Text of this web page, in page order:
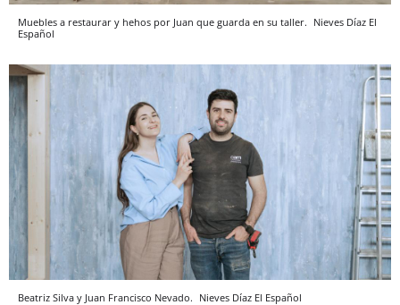
Muebles a restaurar y hehos por Juan que guarda en su taller. Nieves Díaz El
Español
Beatriz Silva y Juan Francisco Nevado. Nieves Díaz El Español